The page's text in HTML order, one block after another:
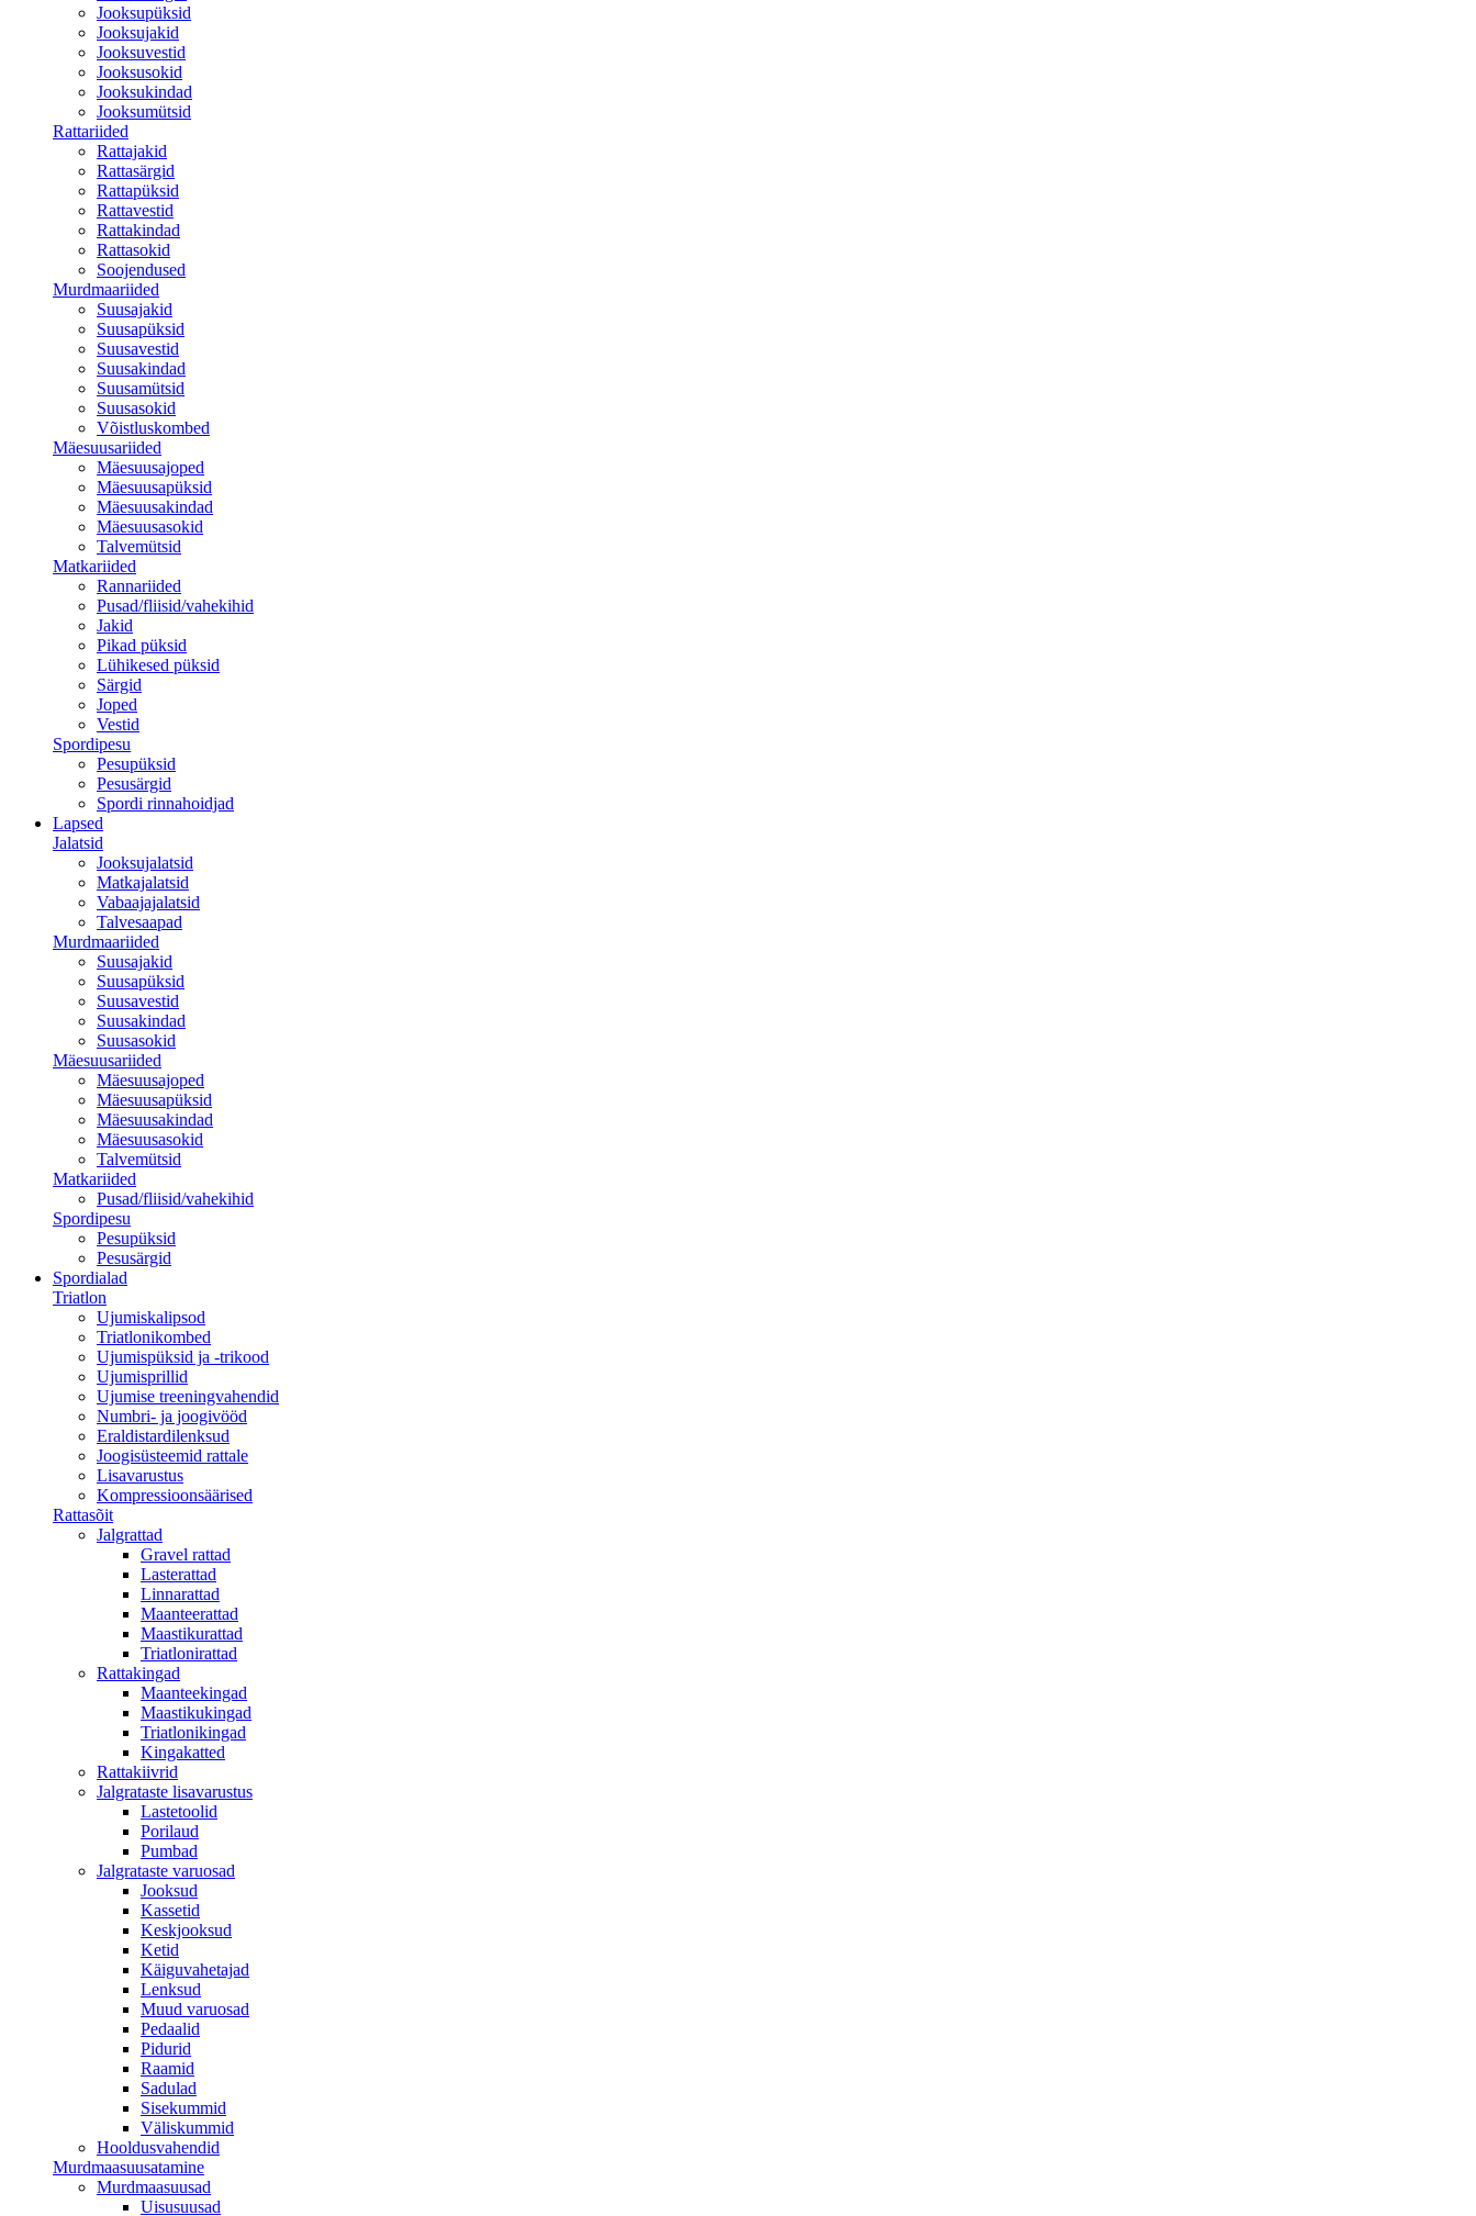
Jooksupüksid
Jooksujakid
Jooksuvestid
Jooksusokid
Jooksukindad
Jooksumütsid
Rattariided
Rattajakid
Rattasärgid
Rattapüksid
Rattavestid
Rattakindad
Rattasokid
Soojendused
Murdmaariided
Suusajakid
Suusapüksid
Suusavestid
Suusakindad
Suusamütsid
Suusasokid
Võistluskombed
Mäesuusariided
Mäesuusajoped
Mäesuusapüksid
Mäesuusakindad
Mäesuusasokid
Talvemütsid
Matkariided
Rannariided
Pusad/fliisid/vahekihid
Jakid
Pikad püksid
Lühikesed püksid
Särgid
Joped
Vestid
Spordipesu
Pesupüksid
Pesusärgid
Spordi rinnahoidjad
Lapsed
Jalatsid
Jooksujalatsid
Matkajalatsid
Vabaajajalatsid
Talvesaapad
Murdmaariided
Suusajakid
Suusapüksid
Suusavestid
Suusakindad
Suusasokid
Mäesuusariided
Mäesuusajoped
Mäesuusapüksid
Mäesuusakindad
Mäesuusasokid
Talvemütsid
Matkariided
Pusad/fliisid/vahekihid
Spordipesu
Pesupüksid
Pesusärgid
Spordialad
Triatlon
Ujumiskalipsod
Triatlonikombed
Ujumispüksid ja -trikood
Ujumisprillid
Ujumise treeningvahendid
Numbri- ja joogivööd
Eraldistardilenksud
Joogisüsteemid rattale
Lisavarustus
Kompressioonsäärised
Rattasõit
Jalgrattad
Gravel rattad
Lasterattad
Linnarattad
Maanteerattad
Maastikurattad
Triatlonirattad
Rattakingad
Maanteekingad
Maastikukingad
Triatlonikingad
Kingakatted
Rattakiivrid
Jalgrataste lisavarustus
Lastetoolid
Porilaud
Pumbad
Jalgrataste varuosad
Jooksud
Kassetid
Keskjooksud
Ketid
Käiguvahetajad
Lenksud
Muud varuosad
Pedaalid
Pidurid
Raamid
Sadulad
Sisekummid
Väliskummid
Hooldusvahendid
Murdmaasuusatamine
Murdmaasuusad
Uisusuusad